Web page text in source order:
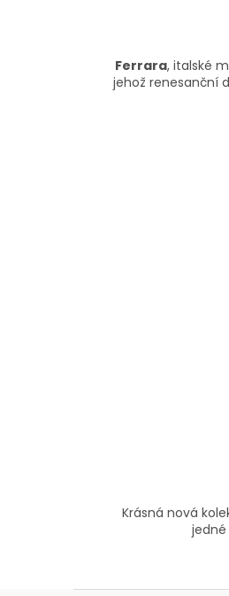
Ferrara, italské
jehož renesanční
Krásná nová